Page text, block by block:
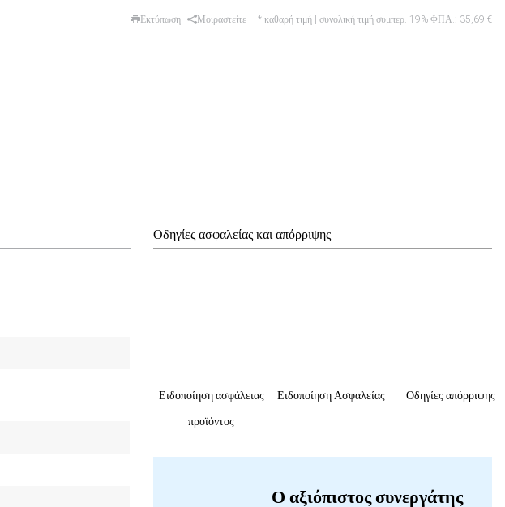
Εκτύπωση Μοιραστείτε * καθαρή τιμή | συνολική τιμή συμπερ. 19% ΦΠΑ.: 35,69 €
Οδηγίες ασφαλείας και απόρριψης
Ειδοποίηση ασφάλειας
προϊόντος
Ειδοποίηση Ασφαλείας Οδηγίες απόρριψης
Ο αξιόπιστος συνεργάτης